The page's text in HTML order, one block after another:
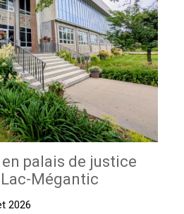
palais de justice
Mégantic
2026